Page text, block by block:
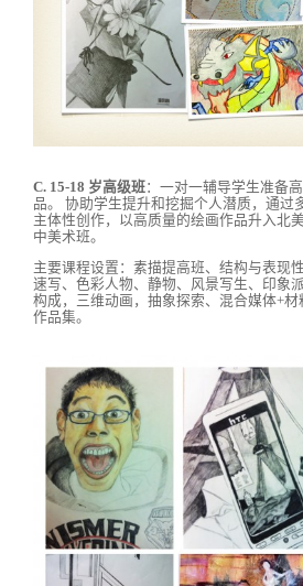
C. 15-18 岁高级班：一对一辅导学生准备
品。 协助学生提升和挖掘个人潜质，通过
主体性创作，以高质量的绘画作品升入北
中美术班。
主要课程设置：素描提高班、结构与表现
速写、色彩人物、静物、风景写生、印象
构成，三维动画，抽象探索、混合媒体+
作品集。